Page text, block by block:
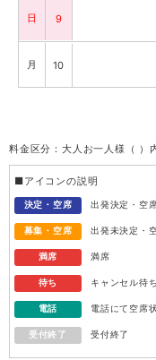
日 9
月 10
12
木 13
金 14
日 16
料金区分：大人お一人様（ ）
■アイコンの説明
決定・空席 出発決定・空
募集・空席 出発未決定・
満席 満席
待ち キャンセル待ち
電話 電話にて空席
受付終了 受付終了